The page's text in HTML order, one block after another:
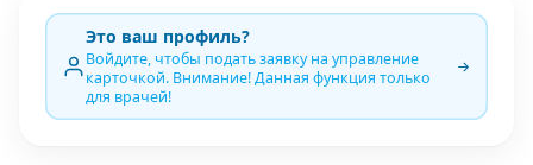
Это ваш профиль?
Войдите, чтобы подать заявку на управление
карточкой. Внимание! Данная функция только
для врачей!